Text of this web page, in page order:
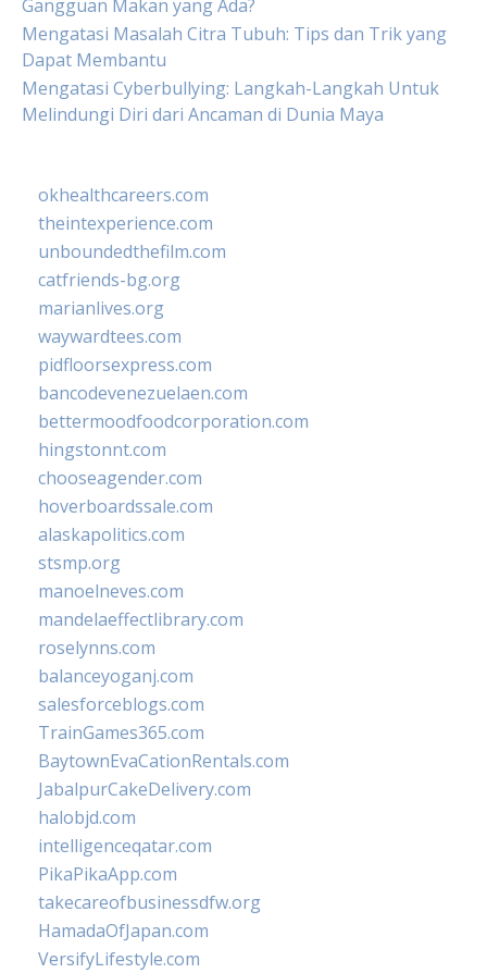
Gangguan Makan yang Ada?
Mengatasi Masalah Citra Tubuh: Tips dan Trik yang
Dapat Membantu
Mengatasi Cyberbullying: Langkah-Langkah Untuk
Melindungi Diri dari Ancaman di Dunia Maya
okhealthcareers.com
theintexperience.com
unboundedthefilm.com
catfriends-bg.org
marianlives.org
waywardtees.com
pidfloorsexpress.com
bancodevenezuelaen.com
bettermoodfoodcorporation.com
hingstonnt.com
chooseagender.com
hoverboardssale.com
alaskapolitics.com
stsmp.org
manoelneves.com
mandelaeffectlibrary.com
roselynns.com
balanceyoganj.com
salesforceblogs.com
TrainGames365.com
BaytownEvaCationRentals.com
JabalpurCakeDelivery.com
halobjd.com
intelligenceqatar.com
PikaPikaApp.com
takecareofbusinessdfw.org
HamadaOfJapan.com
VersifyLifestyle.com